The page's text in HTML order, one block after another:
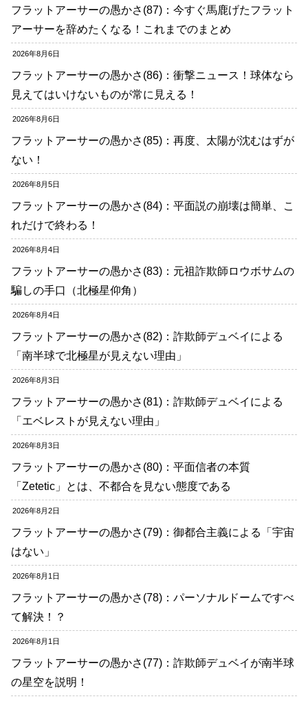
フラットアーサーの愚かさ(87)：今すぐ馬鹿げたフラット
アーサーを辞めたくなる！これまでのまとめ
2026年8月6日
フラットアーサーの愚かさ(86)：衝撃ニュース！球体なら
見えてはいけないものが常に見える！
2026年8月6日
フラットアーサーの愚かさ(85)：再度、太陽が沈むはずが
ない！
2026年8月5日
フラットアーサーの愚かさ(84)：平面説の崩壊は簡単、こ
れだけで終わる！
2026年8月4日
フラットアーサーの愚かさ(83)：元祖詐欺師ロウボサムの
騙しの手口（北極星仰角）
2026年8月4日
フラットアーサーの愚かさ(82)：詐欺師デュベイによる
「南半球で北極星が見えない理由」
2026年8月3日
フラットアーサーの愚かさ(81)：詐欺師デュベイによる
「エベレストが見えない理由」
2026年8月3日
フラットアーサーの愚かさ(80)：平面信者の本質
「Zetetic」とは、不都合を見ない態度である
2026年8月2日
フラットアーサーの愚かさ(79)：御都合主義による「宇宙
はない」
2026年8月1日
フラットアーサーの愚かさ(78)：パーソナルドームですべ
て解決！？
2026年8月1日
フラットアーサーの愚かさ(77)：詐欺師デュベイが南半球
の星空を説明！